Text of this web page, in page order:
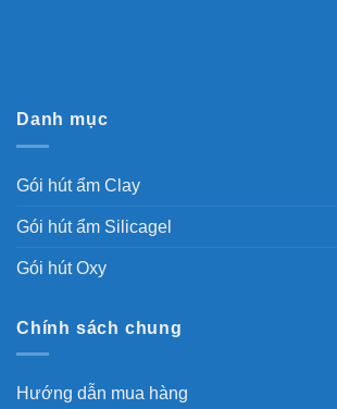
Danh mục
Gói hút ẩm Clay
Gói hút ẩm Silicagel
Gói hút Oxy
Chính sách chung
Hướng dẫn mua hàng